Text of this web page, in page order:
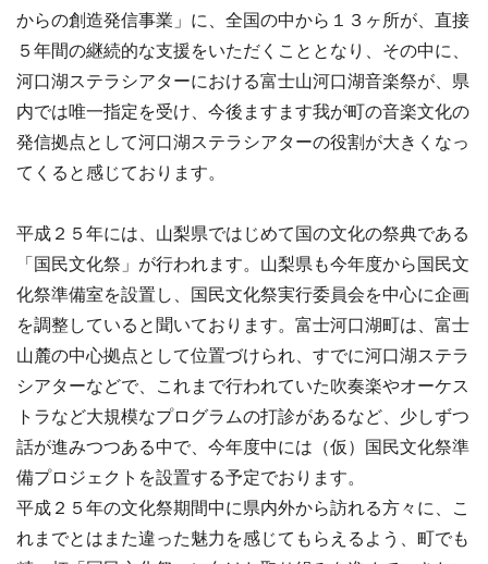
からの創造発信事業」に、全国の中から１３ヶ所が、直接
５年間の継続的な支援をいただくこととなり、その中に、
河口湖ステラシアターにおける富士山河口湖音楽祭が、県
内では唯一指定を受け、今後ますます我が町の音楽文化の
発信拠点として河口湖ステラシアターの役割が大きくなっ
てくると感じております。
平成２５年には、山梨県ではじめて国の文化の祭典である
「国民文化祭」が行われます。山梨県も今年度から国民文
化祭準備室を設置し、国民文化祭実行委員会を中心に企画
を調整していると聞いております。富士河口湖町は、富士
山麓の中心拠点として位置づけられ、すでに河口湖ステラ
シアターなどで、これまで行われていた吹奏楽やオーケス
トラなど大規模なプログラムの打診があるなど、少しずつ
話が進みつつある中で、今年度中には（仮）国民文化祭準
備プロジェクトを設置する予定でおります。
平成２５年の文化祭期間中に県内外から訪れる方々に、こ
れまでとはまた違った魅力を感じてもらえるよう、町でも